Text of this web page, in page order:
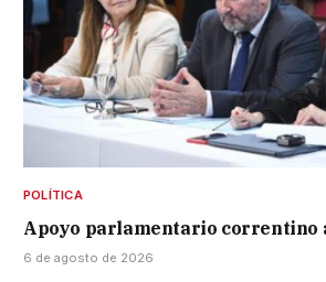
POLÍTICA
Apoyo parlamentario correntino
6 de agosto de 2026